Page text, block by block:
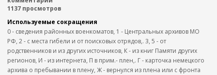
1137 просмотров
Используемые сокращения
0 - сведения районных военкоматов, 1 - Центральных архивов МО
РФ, 2 - с места гибели и от поисковых отрядов,. 3, 5 - от
родственников и из других источников, К - из книг Памяти других
регионов, И - из интернета, П в прим.- плен,. Г - карточка немецкого
архива о пребывании в плену, Ж - вернулся из плена или с фронта